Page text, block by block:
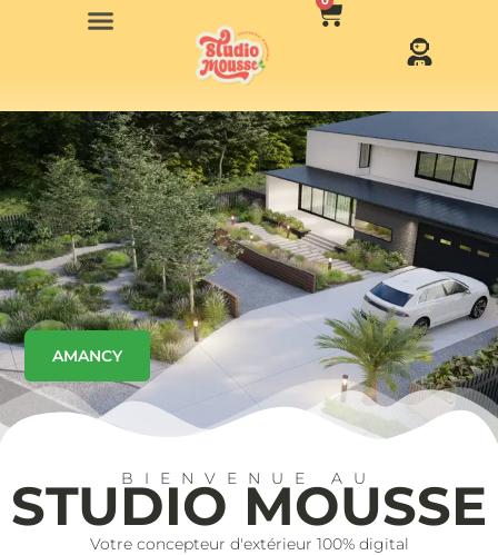
AMANCY
BIENVENUE AU
STUDIO MOUSSE
Votre concepteur d'extérieur 100% digital